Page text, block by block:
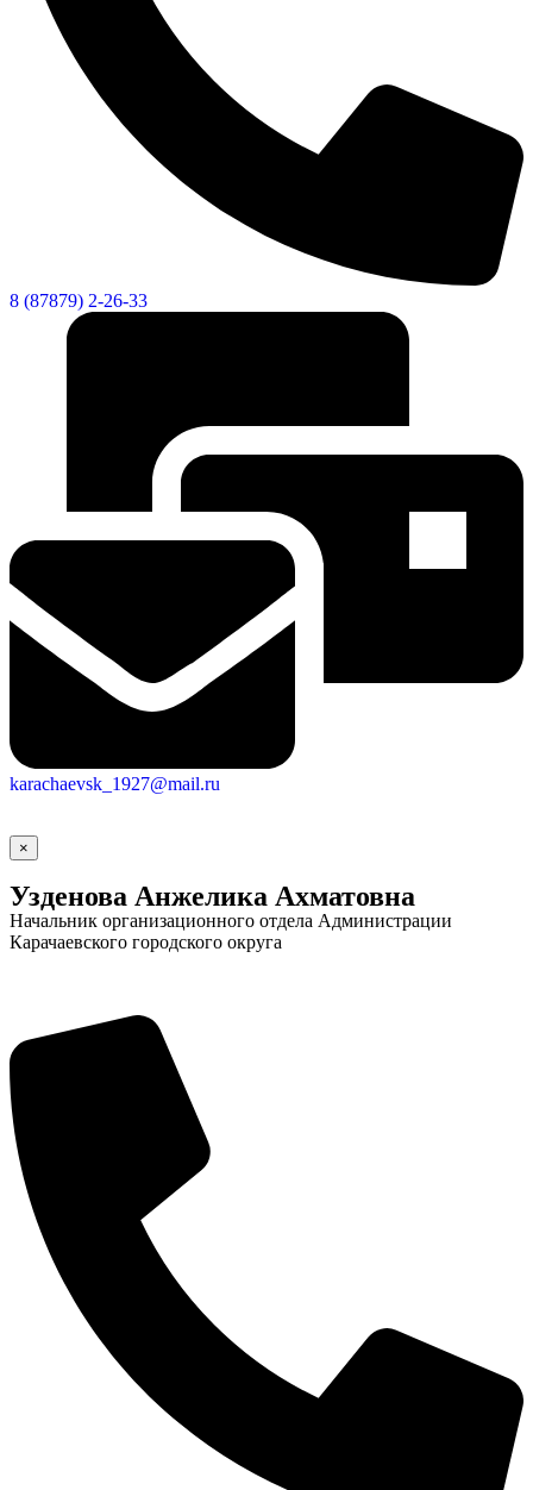
Городская Среда
8 (87879) 2-26-33
karachaevsk_1927@mail.ru
×
Узденова Анжелика Ахматовна
Начальник организационного отдела Администрации
Карачаевского городского округа